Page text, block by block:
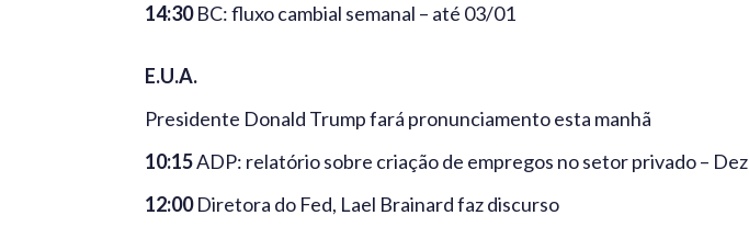
14:30BC: fluxo cambial semanal – até 03/01
E.U.A.
Presidente Donald Trump fará pronunciamento esta manhã
10:15ADP: relatório sobre criação de empregos no setor privado – Dez
12:00Diretora do Fed, Lael Brainard faz discurso